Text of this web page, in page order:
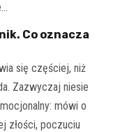
Co oznacza
się częściej, niż
Zazwyczaj niesie
mówi o
złości, poczuciu